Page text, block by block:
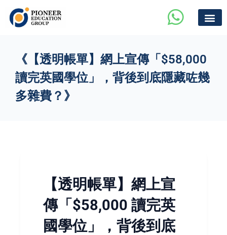
《【透明帳單】網上宣傳「$58,000
讀完英國學位」，背後到底隱藏咗幾
多雜費？》
【透明帳單】網上宣
傳「$58,000 讀完英
國學位」，背後到底